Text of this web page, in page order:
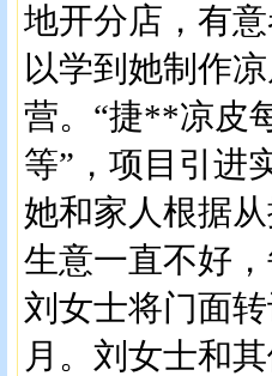
地开分店，有
以学到她制作
营。“捷**凉皮
等”，项目引进
她和家人根据
生意一直不好
刘女士将门面
月。刘女士和